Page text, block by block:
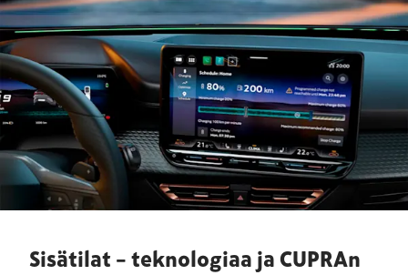
Sisätilat – teknologiaa ja CUPRAn